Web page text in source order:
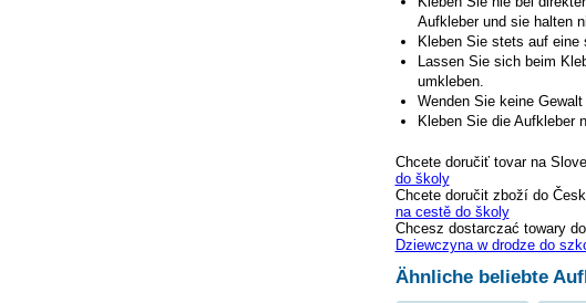
Aufkleber und sie halten
Kleben Sie stets auf
Lassen Sie sich beim
umkleben.
Wenden Sie keine
Kleben Sie die Aufkleber
Chcete doručiť tovar na
do školy
Chcete doručit zboží do
na cestě do školy
Chcesz dostarczać towary
Dziewczyna w drodze do
Ähnliche beliebte